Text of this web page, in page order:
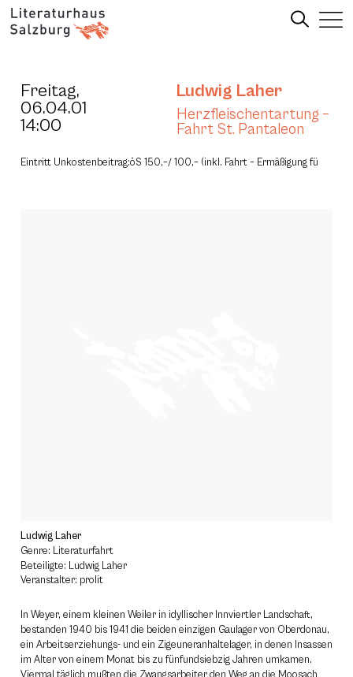
Freitag,
06.04.01
14:00
Ludwig Laher
Herzfleischentartung –
Fahrt St. Pantaleon
Eintritt Unkostenbeitrag:öS 150,–/ 100,– (inkl. Fahrt – Ermäßigung fü
Ludwig Laher
Genre: Literaturfahrt
Beteiligte: Ludwig Laher
Veranstalter: prolit
In Weyer, einem kleinen Weiler in idyllischer Innviertler Landschaft,
bestanden 1940 bis 1941 die beiden einzigen Gaulager von Oberdonau,
ein Arbeitserziehungs- und ein Zigeuneranhaltelager, in denen Insassen
im Alter von einem Monat bis zu fünfundsiebzig Jahren umkamen.